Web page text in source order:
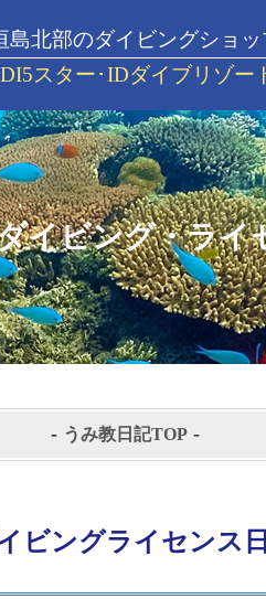
島北部のダイビングショッ
スター･IDダイブリゾー
イビング・ライ
- うみ教日記TOP -
ビングライセンス